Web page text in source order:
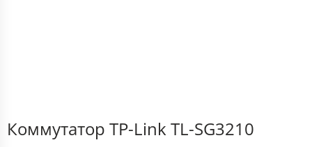
Коммутатор TP-Link TL-SG3210